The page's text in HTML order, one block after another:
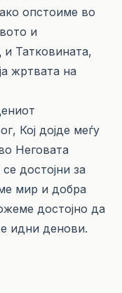
опстоиме во
и
Татковината,
жртвата на
Кој дојде меѓу
Неговата
достојни за
мир и добра
достојно да
идни денови.